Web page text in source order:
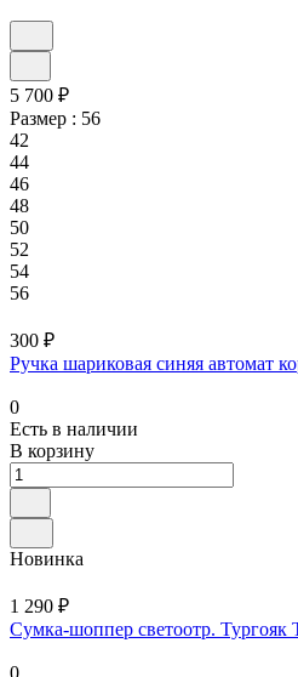
5 700 ₽
Размер : 56
42
44
46
48
50
52
54
56
300 ₽
Ручка шариковая синяя автомат
0
Есть в наличии
В корзину
Новинка
1 290 ₽
Сумка-шоппер светоотр. Тургояк